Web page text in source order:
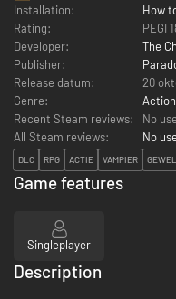
Installation:
How
Rating:
PEGI
Developer:
The
Publisher:
Release datum:
20
Genre:
Action
Recent Steam reviews:
No
All Steam reviews:
No
DLC RPG ACTIE VAMPIER
Game features
Singleplayer
Description